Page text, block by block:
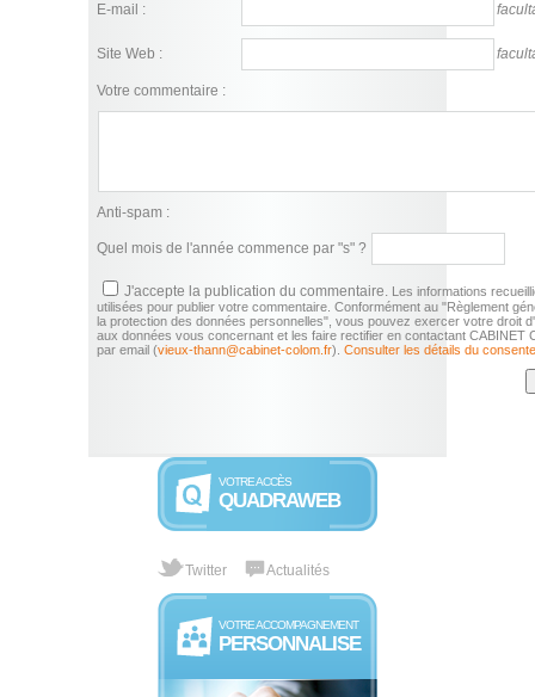
E-mail :
Site Web :
Votre commentaire :
Anti-spam :
Quel mois de l'année commence par "s" ?
J'accepte la publication du commentaire. Les informations
utilisées pour publier votre commentaire. Conformément au "Règlement
la protection des données personnelles", vous pouvez exercer votre droit
aux données vous concernant et les faire rectifier en contactant CABINET
par email (vieux-thann@cabinet-colom.fr).Consulter les détails du
VOTRE ACCÈS
QUADRAWEB
Twitter Actualités
VOTRE ACCOMPAGNEMENT
PERSONNALISE